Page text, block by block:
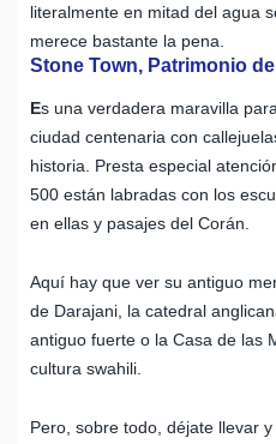
literalmente en mitad del agua
merece bastante la pena.
Stone Town, Patrimonio
Es una verdadera maravilla
ciudad centenaria con
historia. Presta especial
500 están labradas con los
en ellas y pasajes del Corán.
Aquí hay que ver su antiguo
de Darajani, la catedral
antiguo fuerte o la Casa de las
cultura swahili.
Pero, sobre todo, déjate llevar